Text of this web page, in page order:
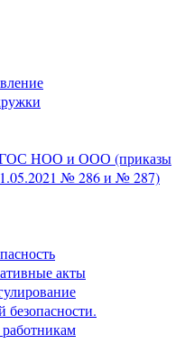
НОО и ООО (приказы
№ 286 и № 287)
акты